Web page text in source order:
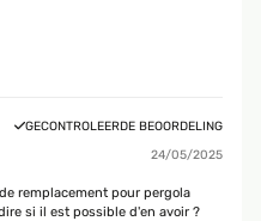
GECONTROLEERDE BEOORDELING
24/05/2025
remplacement pour pergola
si il est possible d'en avoir ?